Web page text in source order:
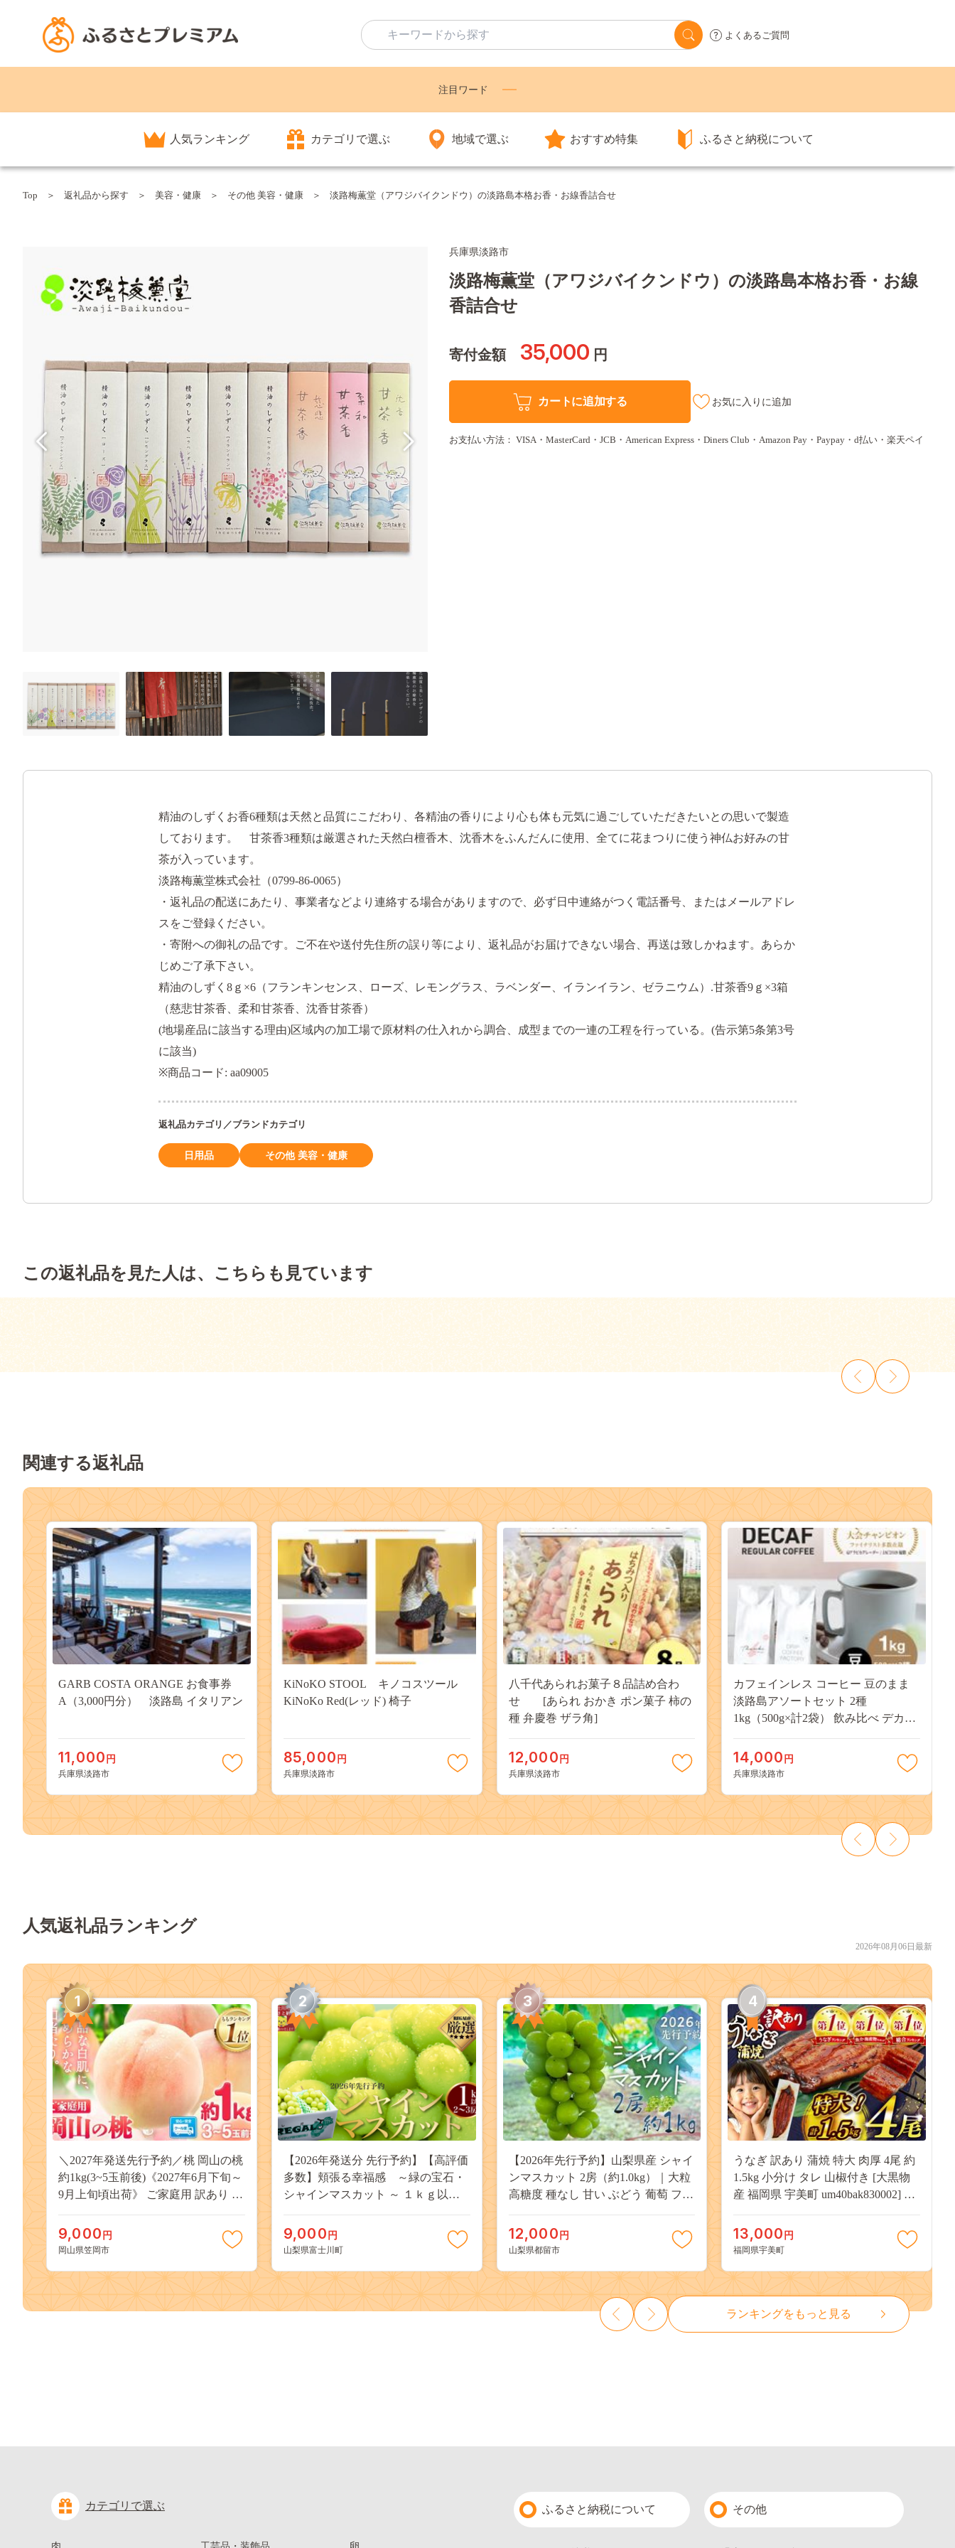
よくあるご質問
注目ワード
人気ランキング カテゴリで選ぶ 地域で選ぶ おすすめ特集 ふるさと納税について
Top 返礼品から探す 美容・健康 その他 美容・健康 淡路梅薫堂（アワジバイクンドウ）の淡路島本格お香・お線香詰合せ
兵庫県淡路市
淡路梅薫堂（アワジバイクンドウ）の淡路島本格お香・お線
香詰合せ
寄付金額 35,000 円
カートに追加する お気に入りに追加
お支払い方法： VISA・MasterCard・JCB・American Express・Diners Club・Amazon Pay・Paypay・d払い・楽天ペイ
精油のしずくお香6種類は天然と品質にこだわり、各精油の香りにより心も体も元気に過ごしていただきたいとの思いで製造
しております。 甘茶香3種類は厳選された天然白檀香木、沈香木をふんだんに使用、全てに花まつりに使う神仏お好みの甘
茶が入っています。
淡路梅薫堂株式会社（0799-86-0065）
・返礼品の配送にあたり、事業者などより連絡する場合がありますので、必ず日中連絡がつく電話番号、またはメールアドレ
スをご登録ください。
・寄附への御礼の品です。ご不在や送付先住所の誤り等により、返礼品がお届けできない場合、再送は致しかねます。あらか
じめご了承下さい。
精油のしずく8ｇ×6（フランキンセンス、ローズ、レモングラス、ラベンダー、イランイラン、ゼラニウム）.甘茶香9ｇ×3箱
（慈悲甘茶香、柔和甘茶香、沈香甘茶香）
(地場産品に該当する理由)区域内の加工場で原材料の仕入れから調合、成型までの一連の工程を行っている。(告示第5条第3号
に該当)
※商品コード: aa09005
返礼品カテゴリ／ブランドカテゴリ
日用品 その他 美容・健康
この返礼品を見た人は、こちらも見ています
関連する返礼品
GARB COSTA ORANGE お食事券
A（3,000円分） 淡路島 イタリアン
11,000 円
兵庫県淡路市
KiNoKO STOOL キノコスツール
KiNoKo Red(レッド) 椅子
85,000 円
兵庫県淡路市
八千代あられお菓子８品詰め合わ
せ [あられ おかき ポン菓子 柿の
種 弁慶巻 ザラ角]
12,000 円
兵庫県淡路市
カフェインレス コーヒー 豆のまま
淡路島アソートセット 2種
1kg（500g×計2袋） 飲み比べ デカフ
14,000 円
兵庫県淡路市
人気返礼品ランキング
2026年08月06日最新
1
＼2027年発送先行予約／桃 岡山の桃
約1kg(3~5玉前後)《2027年6月下旬～
9月上旬頃出荷》 ご家庭用 訳あり 白
果物 デザート 旬 モモ もも 先行予約
送料無料 果物 岡山県 笠岡市 清水白
kasaoka_zsy_419_100---
9,000 円
岡山県笠岡市
2
【2026年発送分 先行予約】【高評価
多数】頬張る幸福感 ～緑の宝石・
シャインマスカット ～ １ｋｇ以上
物 くだもの シャイン マスカット ぶ
どう ブドウ 葡萄 大粒 種なし 先行予
九千円
9,000 円
山梨県富士川町
3
【2026年先行予約】山梨県産 シャイ
ンマスカット 2房（約1.0kg）｜大粒
高糖度 種なし 甘い ぶどう 葡萄 フル
JX003
12,000 円
山梨県都留市
4
うなぎ 訳あり 蒲焼 特大 肉厚 4尾 約
1.5kg 小分け タレ 山椒付き [大黒物
産 福岡県 宇美町 um40bak830002] 不
うなぎ蒲焼 鰻蒲焼き 蒲焼き かば焼
き 真空パック 個包装 冷凍 13000
13,000 円
福岡県宇美町
ランキングをもっと見る
カテゴリで選ぶ ふるさと納税について その他